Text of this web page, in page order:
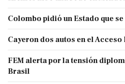
Colombo pidió un Estado que
Cayeron dos autos en el
FEM alerta por la tensión
Brasil